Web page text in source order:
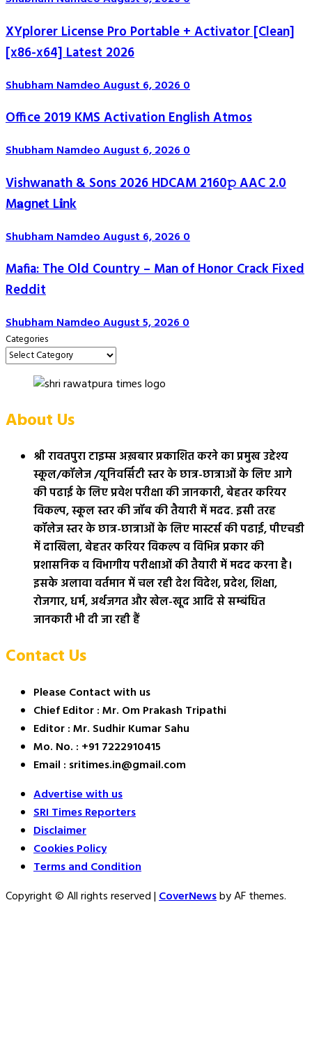
XYplorer License Pro Portable + Activator [Clean]
[x86-x64] Latest 2026
Shubham NamdeoAugust 6, 20260
Office 2019 KMS Activation English Atmos
Shubham NamdeoAugust 6, 20260
Vishwanath & Sons 2026 HDCAM 2160𝚙 AAC 2.0
M𝐚gn𝐞t L𝐢nk
Shubham NamdeoAugust 6, 20260
Mafia: The Old Country – Man of Honor Crack Fixed
Reddit
Shubham NamdeoAugust 5, 20260
Categories
About Us
श्री रावतपुरा टाइम्स अख़बार प्रकाशित करने का प्रमुख उद्देश्य
स्कूल/कॉलेज /यूनिवर्सिटी स्तर के छात्र-छात्राओं के लिए आगे
की पढाई के लिए प्रवेश परीक्षा की जानकारी, बेहतर करियर
विकल्प, स्कूल स्तर की जॉब की तैयारी में मदद. इसी तरह
कॉलेज स्तर के छात्र-छात्राओं के लिए मास्टर्स की पढाई, पीएचडी
में दाखिला, बेहतर करियर विकल्प व विभिन्न प्रकार की
प्रशासनिक व विभागीय परीक्षाओं की तैयारी में मदद करना है।
इसके अलावा वर्तमान में चल रही देश विदेश, प्रदेश, शिक्षा,
रोजगार, धर्म, अर्थजगत और खेल-खूद आदि से सम्बंधित
जानकारी भी दी जा रही हैं
Contact Us
Please Contact with us
Chief Editor : Mr. Om Prakash Tripathi
Editor : Mr. Sudhir Kumar Sahu
Mo. No. : +91 7222910415
Email : sritimes.in@gmail.com
Advertise with us
SRI Times Reporters
Disclaimer
Cookies Policy
Terms and Condition
Copyright © All rights reserved|CoverNewsby AF themes.